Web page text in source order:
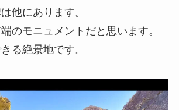
他にあります。
のモニュメントだと思います。
る絶景地です。